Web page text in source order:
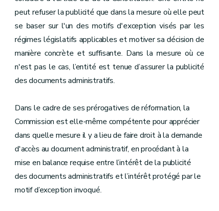
peut refuser la publicité que dans la mesure où elle peut
se baser sur l'un des motifs d'exception visés par les
régimes législatifs applicables et motiver sa décision de
manière concrète et suffisante. Dans la mesure où ce
n'est pas le cas, l’entité est tenue d’assurer la publicité
des documents administratifs.
Dans le cadre de ses prérogatives de réformation, la
Commission est elle-même compétente pour apprécier
dans quelle mesure il y a lieu de faire droit à la demande
d'accès au document administratif, en procédant à la
mise en balance requise entre l’intérêt de la publicité
des documents administratifs et l’intérêt protégé par le
motif d’exception invoqué.